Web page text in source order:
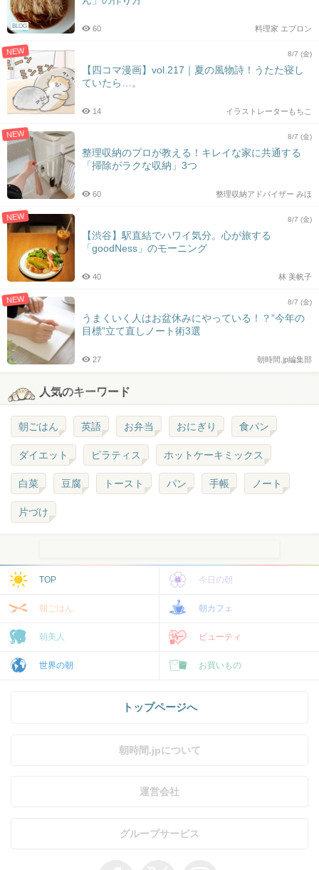
BLOG 料理家 エプロン
60
NEW 8/7 (金)
【四コマ漫画】vol.217｜夏の風物詩！うたた寝し
ていたら…。
イラストレーターもちこ
14
NEW 8/7 (金)
整理収納のプロが教える！キレイな家に共通する
「掃除がラクな収納」3つ
整理収納アドバイザー みほ
60
NEW 8/7 (金)
【渋谷】駅直結でハワイ気分。心が旅する
「goodNess」のモーニング
林 美帆子
40
NEW 8/7 (金)
うまくいく人はお盆休みにやっている！？”今年の
目標”立て直しノート術3選
朝時間.jp編集部
27
人気のキーワード
朝ごはん 英語 お弁当 おにぎり 食パン
ダイエット ピラティス ホットケーキミックス
白菜 豆腐 トースト パン 手帳 ノート
片づけ
TOP 今日の朝
朝ごはん 朝カフェ
朝美人 ビューティ
世界の朝 お買いもの
トップページへ
朝時間.jpについて
運営会社
グループサービス